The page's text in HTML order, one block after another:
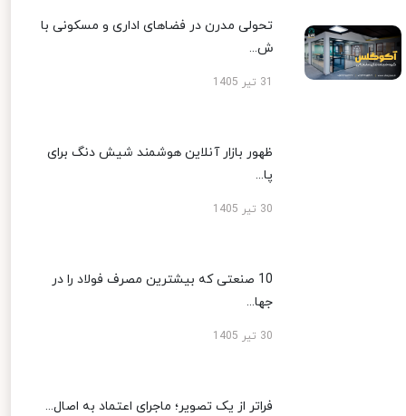
تحولی مدرن در فضاهای اداری و مسکونی با
ش...
ظهور بازار آنلاین هوشمند شیش دنگ برای
پا...
30 تیر 1405
10 صنعتی که بیشترین مصرف فولاد را در
جها...
30 تیر 1405
فراتر از یک تصویر؛ ماجرای اعتماد به اصال...